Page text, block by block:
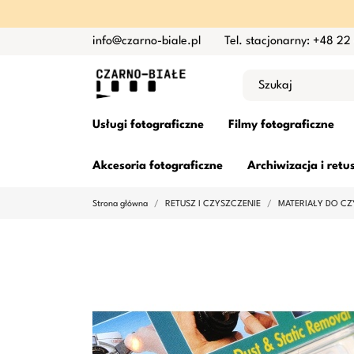
info@czarno-biale.pl Tel. stacjonarny: +48 22
Usługi fotograficzne Filmy fotograficzne
Akcesoria fotograficzne Archiwizacja i
Strona główna RETUSZ I CZYSZCZENIE MATERIAŁY DO